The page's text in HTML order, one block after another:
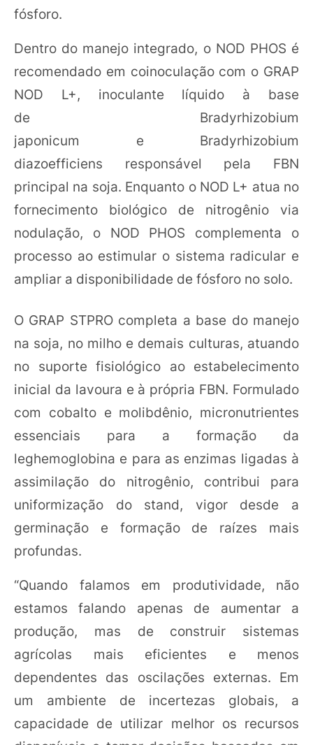
fósforo.
Dentro do manejo integrado, o NOD PHOS é
recomendado em coinoculação com o GRAP
NOD L+, inoculante líquido à base
de Bradyrhizobium
japonicum e Bradyrhizobium
diazoefficiens responsável pela FBN
principal na soja. Enquanto o NOD L+ atua no
fornecimento biológico de nitrogênio via
nodulação, o NOD PHOS complementa o
processo ao estimular o sistema radicular e
ampliar a disponibilidade de fósforo no solo.
O GRAP STPRO completa a base do manejo
na soja, no milho e demais culturas, atuando
no suporte fisiológico ao estabelecimento
inicial da lavoura e à própria FBN. Formulado
com cobalto e molibdênio, micronutrientes
essenciais para a formação da
leghemoglobina e para as enzimas ligadas à
assimilação do nitrogênio, contribui para
uniformização do stand, vigor desde a
germinação e formação de raízes mais
profundas.
“Quando falamos em produtividade, não
estamos falando apenas de aumentar a
produção, mas de construir sistemas
agrícolas mais eficientes e menos
dependentes das oscilações externas. Em
um ambiente de incertezas globais, a
capacidade de utilizar melhor os recursos